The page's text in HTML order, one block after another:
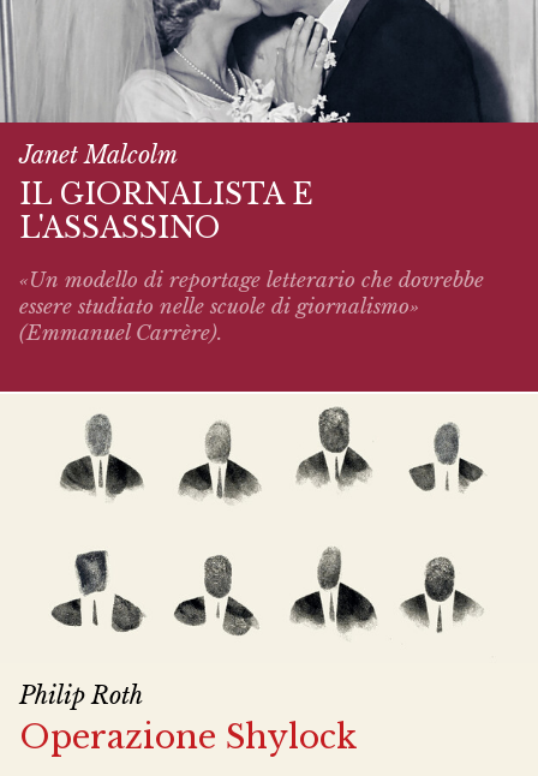
Janet Malcolm
IL GIORNALISTA E
L'ASSASSINO
«Un modello di reportage letterario che dovrebbe
essere studiato nelle scuole di giornalismo»
(Emmanuel Carrère).
Philip Roth
Operazione Shylock